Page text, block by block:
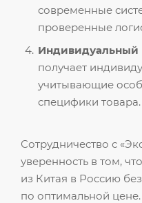
современные
проверенные
Индивидуальный
получает
учитывающие
специфики товара.
Сотрудничество с
уверенность в том,
из Китая в Россию
по оптимальной цене.